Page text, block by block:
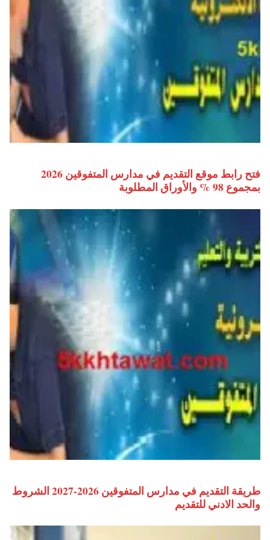
فتح رابط موقع التقديم في مدارس المتفوقين 2026
بمجموع 98 % والأوراق المطلوبة
طريقة التقديم في مدارس المتفوقين 2026-2027 الشروط
والحد الادني للتقديم